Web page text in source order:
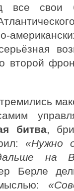
все свои
битва,
«Нужно
на
Берле